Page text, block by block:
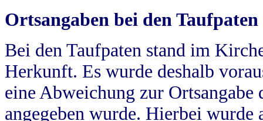
Ortsangaben bei den Taufpaten
Bei den Taufpaten stand im
Herkunft. Es wurde deshalb
eine Abweichung zur
angegeben wurde. Hierbei wurde